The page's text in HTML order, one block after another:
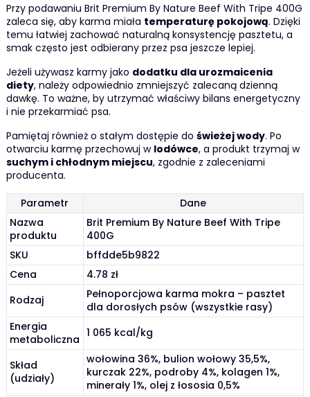
Przy podawaniu Brit Premium By Nature Beef With Tripe 400G
zaleca się, aby karma miała temperaturę pokojową. Dzięki
temu łatwiej zachować naturalną konsystencję pasztetu, a
smak często jest odbierany przez psa jeszcze lepiej.
Jeżeli używasz karmy jako dodatku dla urozmaicenia
diety, należy odpowiednio zmniejszyć zalecaną dzienną
dawkę. To ważne, by utrzymać właściwy bilans energetyczny
i nie przekarmiać psa.
Pamiętaj również o stałym dostępie do świeżej wody. Po
otwarciu karmę przechowuj w lodówce, a produkt trzymaj w
suchym i chłodnym miejscu, zgodnie z zaleceniami
producenta.
Parametr
Dane
Nazwa
produktu
Brit Premium By Nature Beef With Tripe
400G
SKU
bffdde5b9822
Cena
4.78 zł
Rodzaj
Pełnoporcjowa karma mokra – pasztet
dla dorosłych psów (wszystkie rasy)
Energia
metaboliczna 1 065 kcal/kg
Skład
(udziały)
wołowina 36%, bulion wołowy 35,5%,
kurczak 22%, podroby 4%, kolagen 1%,
minerały 1%, olej z łososia 0,5%